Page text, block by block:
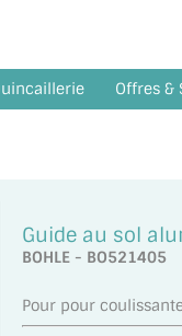
Offres &
Guide au sol
BOHLE - BO521405
Pour pour